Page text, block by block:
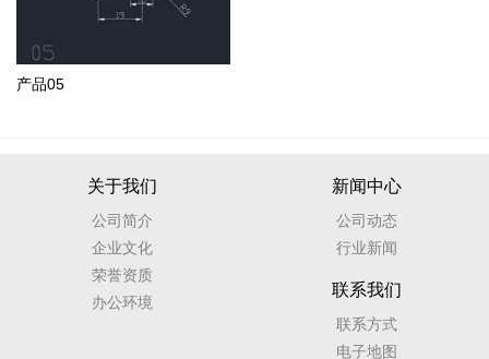
产品05
关于我们
公司简介
企业文化
荣誉资质
办公环境
新闻中心
公司动态
行业新闻
联系我们
联系方式
电子地图